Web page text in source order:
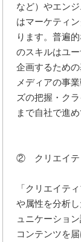
など）やエン
はマーケティ
ります。普遍
のスキルはユ
企画するため
メディアの事
ズの把握・ク
まで自社で進め
② クリエイテ
「クリエイテ
や属性を分析
ュニケーショ
コンテンツを